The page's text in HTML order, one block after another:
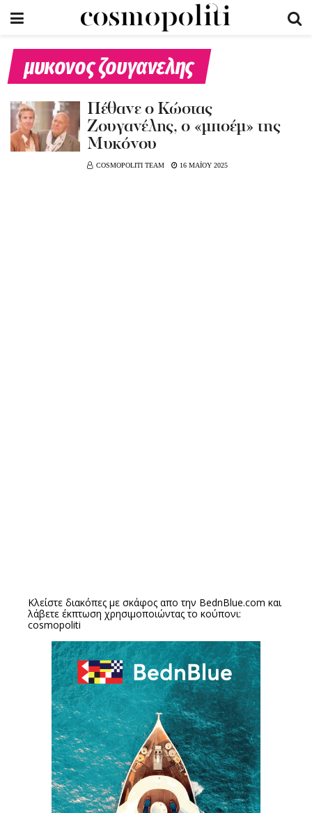
μυκονος ζουγανελης
Πέθανε ο Κώστας
Ζουγανέλης, ο «μποέμ» της
Μυκόνου
COSMOPOLITI TEAM 16 ΜΑΪΟΥ 2025
Κλείστε διακόπες με σκάφος απο την BednBlue.com και
λάβετε έκπτωση χρησιμοποιώντας το κούπονι:
cosmopoliti